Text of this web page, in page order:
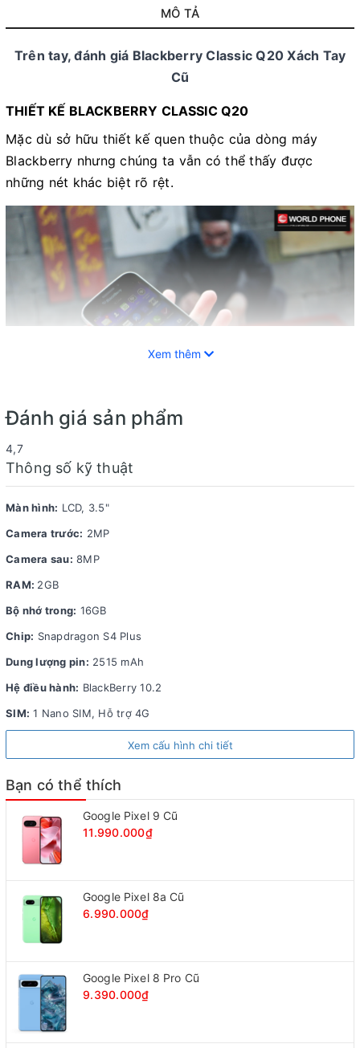
MÔ TẢ
Trên tay, đánh giá Blackberry Classic Q20 Xách Tay
Cũ
THIẾT KẾ BLACKBERRY CLASSIC Q20
Mặc dù sở hữu thiết kế quen thuộc của dòng máy
Blackberry nhưng chúng ta vẫn có thể thấy được
những nét khác biệt rõ rệt.
Thiết kế mặt trước của máy
Mặt trước của máy là màn hình kết hợp bàn phím cứng
toát lên phong thái sang trọng, đẳng cấp. Trong khi đó,
mặt sau không thể tháo rời và được làm từ nhựa
polycarbon cùng họa tiết kẻ Caro mang đến vẻ chắc
chắn, không bị dính mồ hôi. Viền thân máy phủ lớp kim
hơn khá nhiều so với chiếc Passport.
Thiết kế mặt sau của máy
Bàn phím QWERTY kết hợp cùng màn hình tích hợp
hỗ trợ tối đa cho người dùng những trải nghiệm thoải
mái và tiện ích nhất.
MÀN HÌNH BLACKBERRY CLASSIC Q20
Xem thêm
Đánh giá sản phẩm
4,7
Thông số kỹ thuật
Màn hình: LCD, 3.5"
Camera trước: 2MP
Camera sau: 8MP
RAM: 2GB
Bộ nhớ trong: 16GB
Chip: Snapdragon S4 Plus
Dung lượng pin: 2515 mAh
Hệ điều hành: BlackBerry 10.2
SIM: 1 Nano SIM, Hỗ trợ 4G
Xem cấu hình chi tiết
Bạn có thể thích
Google Pixel 9 Cũ
11.990.000₫
Google Pixel 8a Cũ
6.990.000₫
Google Pixel 8 Pro Cũ
9.390.000₫